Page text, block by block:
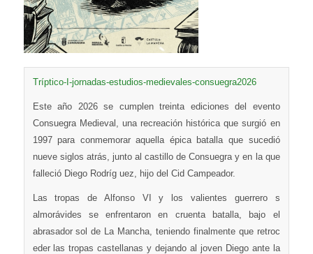
Tríptico-I-jornadas-estudios-medievales-consuegra2026
Este año 2026 se cumplen treinta ediciones del evento
Consuegra Medieval, una recreación histórica que surgió en
1997 para conmemorar aquella épica batalla que sucedió
nueve siglos atrás, junto al castillo de Consuegra y en la que
falleció Diego Rodríg uez, hijo del Cid Campeador.
Las tropas de Alfonso VI y los valientes guerrero s
almorávides se enfrentaron en cruenta batalla, bajo el
abrasador sol de La Mancha, teniendo finalmente que retroc
eder las tropas castellanas y dejando al joven Diego ante la